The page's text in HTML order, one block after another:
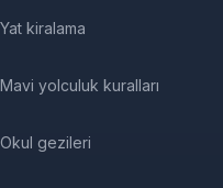
Yat kiralama
Mavi yolculuk kuralları
Okul gezileri